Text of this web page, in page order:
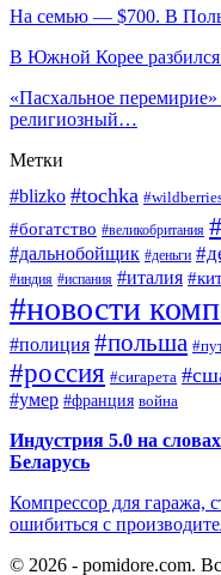
На семью — $700. В
В Южной Корее разбился
«Пасхальное
религиозный…
Метки
#blizko #tochka
#богатство #великобритания
#дальнобойщик #деньги
#индия #испания #италия
#новости
#полиция #польша
#россия #сигарета
#умер #франция война
Индустрия 5.0 на
Беларусь
Компрессор для гаража,
ошибиться с
© 2026 - pomidore.com.